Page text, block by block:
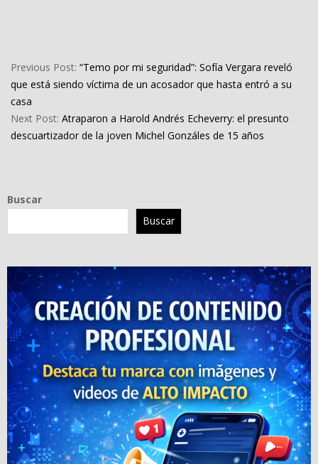
12-
11
Previous Post: “Temo por mi seguridad”: Sofía Vergara reveló
que está siendo víctima de un acosador que hasta entró a su
casa
Next Post: Atraparon a Harold Andrés Echeverry: el presunto
descuartizador de la joven Michel Gonzáles de 15 años
Buscar
Buscar